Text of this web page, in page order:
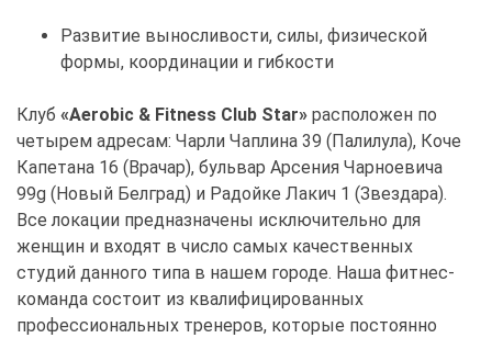
Развитие выносливости, силы, физической
формы, координации и гибкости
Клуб «Aerobic & Fitness Club Star» расположен по
четырем адресам: Чарли Чаплина 39 (Палилула), Коче
Капетана 16 (Врачар), бульвар Арсения Чарноевича
99g (Новый Белград) и Радойке Лакич 1 (Звездара).
Все локации предназначены исключительно для
женщин и входят в число самых качественных
студий данного типа в нашем городе. Наша фитнес-
команда состоит из квалифицированных
профессиональных тренеров, которые постоянно